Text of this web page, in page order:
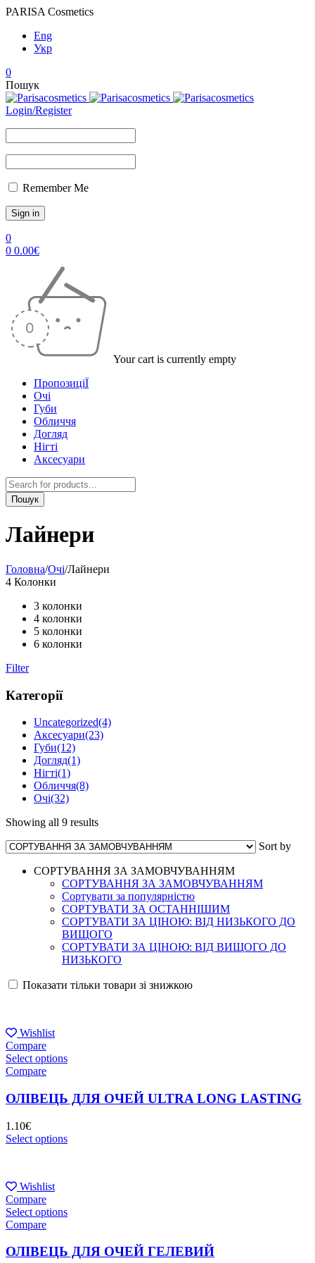
PARISA Cosmetics
Eng
Укр
0
Пошук
Login/Register
Remember Me
0
0 0.00€
Your cart is currently empty
ПропозиціЇ
Очі
Губи
Обличчя
Догляд
Нігті
Аксесуари
Лайнери
Головна/Очі/Лайнери
4 Колонки
3 колонки
4 колонки
5 колонки
6 колонки
Filter
Категорії
Uncategorized(4)
Аксесуари(23)
Губи(12)
Догляд(1)
Нігті(1)
Обличчя(8)
Очі(32)
Showing all 9 results
Sort by
СОРТУВАННЯ ЗА ЗАМОВЧУВАННЯМ
СОРТУВАННЯ ЗА ЗАМОВЧУВАННЯМ
Сортувати за популярністю
СОРТУВАТИ ЗА ОСТАННІШИМ
СОРТУВАТИ ЗА ЦІНОЮ: ВІД НИЗЬКОГО ДО
ВИЩОГО
СОРТУВАТИ ЗА ЦІНОЮ: ВІД ВИЩОГО ДО
НИЗЬКОГО
Показати тільки товари зі знижкою
Wishlist
Compare
Select options
Compare
ОЛІВЕЦЬ ДЛЯ ОЧЕЙ ULTRA LONG LASTING
1.10€
Select options
Wishlist
Compare
Select options
Compare
ОЛІВЕЦЬ ДЛЯ ОЧЕЙ ГЕЛЕВИЙ